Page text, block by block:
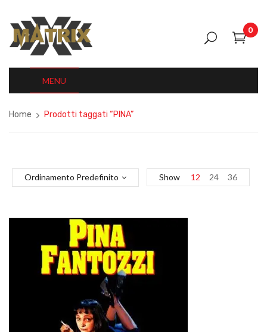
0
MENU
Home Prodotti taggati “PINA”
Ordinamento Predefinito Show 12 24 36